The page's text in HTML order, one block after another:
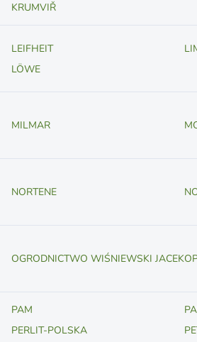
KRUMVIŘ
LEIFHEIT
LÖWE
MILMAR
NORTENE
OGRODNICTWO WIŚNIEWSKI JACEK
PAM
PERLIT-POLSKA